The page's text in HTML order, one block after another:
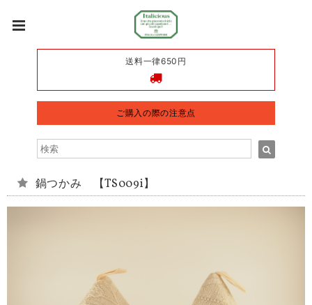
送料一律650円
ご購入の際の注意点
鍋つかみ 【TS009i】